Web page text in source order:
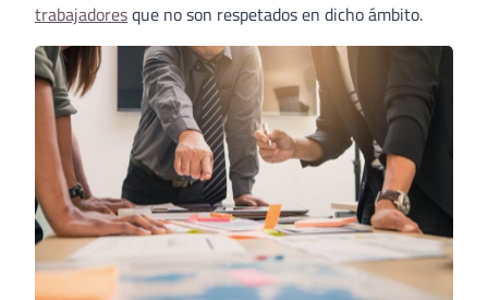
trabajadoresque no son respetados en dicho ámbito.